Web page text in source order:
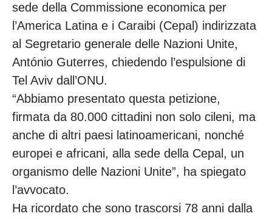
sede della Commissione economica per
l’America Latina e i Caraibi (Cepal) indirizzata
al Segretario generale delle Nazioni Unite,
António Guterres, chiedendo l’espulsione di
Tel Aviv dall’ONU.
“Abbiamo presentato questa petizione,
firmata da 80.000 cittadini non solo cileni, ma
anche di altri paesi latinoamericani, nonché
europei e africani, alla sede della Cepal, un
organismo delle Nazioni Unite”, ha spiegato
l’avvocato.
Ha ricordato che sono trascorsi 78 anni dalla